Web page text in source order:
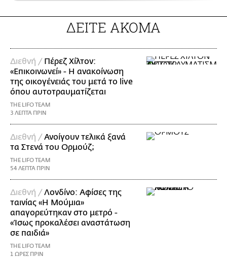
ΔΕΙΤΕ ΑΚΟΜΑ
Διεθνή / Πέρεζ Χίλτον:
«Επικοινωνεί» - Η ανακοίνωση
της οικογένειάς του μετά το live
όπου αυτοτραυματίζεται
THE LIFO TEAM
3 ΛΕΠΤΑ ΠΡΙΝ
Διεθνή /Ανοίγουν τελικά ξανά
τα Στενά του Ορμούζ;
THE LIFO TEAM
54 ΛΕΠΤΑ ΠΡΙΝ
Διεθνή /Λονδίνο: Αφίσες της
ταινίας «Η Μούμια»
απαγορεύτηκαν στο μετρό -
«Ίσως προκαλέσει αναστάτωση
σε παιδιά»
THE LIFO TEAM
1 ΩΡΕΣ ΠΡΙΝ